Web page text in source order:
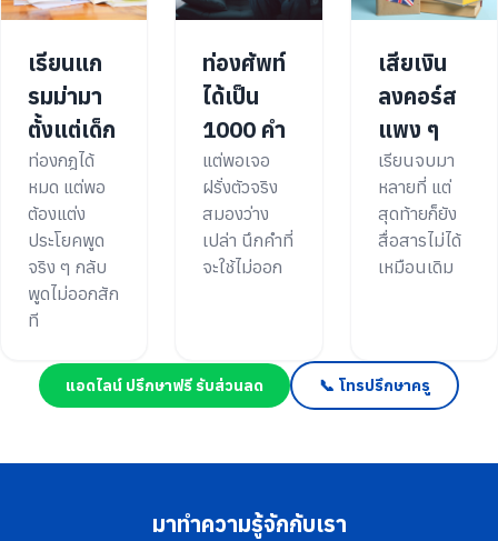
เรียนแก
รมม่ามา
ตั้งแต่เด็ก
ท่องกฎได้
หมด แต่พอ
ต้องแต่ง
ประโยคพูด
จริง ๆ กลับ
พูดไม่ออกสัก
ที
ท่องศัพท์
ได้เป็น
1000 คำ
แต่พอเจอ
ฝรั่งตัวจริง
สมองว่าง
เปล่า นึกคำที่
จะใช้ไม่ออก
เสียเงิน
ลงคอร์ส
แพง ๆ
เรียนจบมา
หลายที่ แต่
สุดท้ายก็ยัง
สื่อสารไม่ได้
เหมือนเดิม
แอดไลน์ ปรึกษาฟรี รับส่วนลด 📞 โทรปรึกษาครู
มาทำความรู้จักกับเรา